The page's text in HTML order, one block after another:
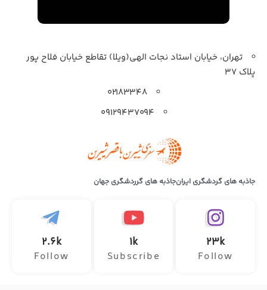
تهران، خیابان استاد نجات الهی(ویلا) تقاطع خیابان فلاح پور
پلاک 37
۰۲۱۸۳۳۴۸
۰۹۱۲۹۴۳۷۰۹۴
جاذبه های گردشگری ایرانجاذبه های گرردشگری جهان
23k
Follow
1k
Subscribe
2.6k
Follow